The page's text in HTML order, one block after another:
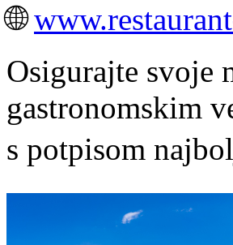
🌐
Osigurajte svoje
gastronomskim
s potpisom